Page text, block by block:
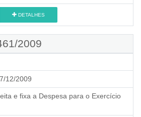
DETALHES
2009
12/2009
e fixa a Despesa para o Exercício